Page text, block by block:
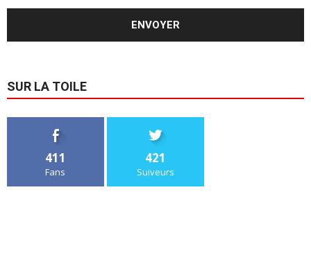
SUR LA TOILE
411
Fans
421
Suiveurs